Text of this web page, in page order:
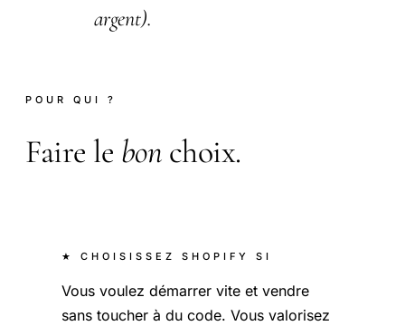
argent).
POUR QUI ?
Faire le bon choix.
★ CHOISISSEZ SHOPIFY SI
Vous voulez démarrer vite et vendre
sans toucher à du code. Vous valorisez